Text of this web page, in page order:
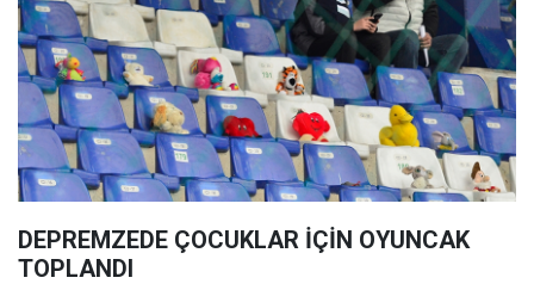
DEPREMZEDE ÇOCUKLAR İÇİN OYUNCAK
TOPLANDI